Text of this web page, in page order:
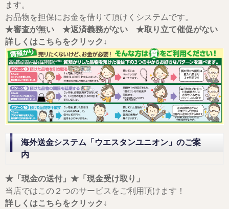
ます。
お品物を担保にお金を借りて頂けくシステムです。
★審査が無い ★返済義務がない ★取り立て催促がない
詳しくはこちらをクリック↓
海外送金システム「ウエスタンユニオン」のご案
内
★「現金の送付」★「現金受け取り」
当店ではこの２つのサービスをご利用頂けます！
詳しくはこちらをクリック↓